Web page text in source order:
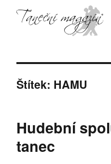
Štítek: HAMU
Hudební
tanec